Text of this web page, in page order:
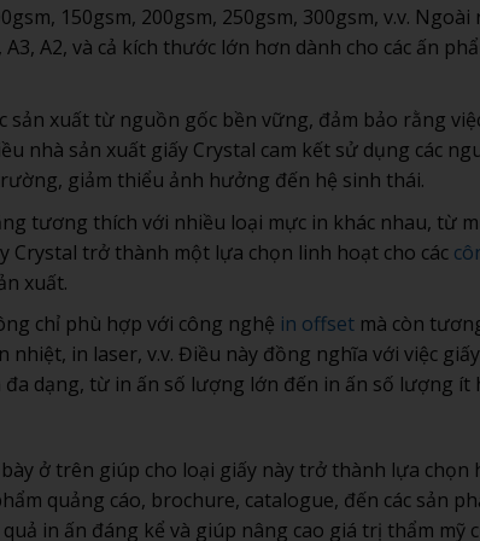
150gsm, 200gsm, 250gsm, 300gsm, v.v. Ngoài
A2, và cả kích thước lớn hơn dành cho các ấn
sản xuất từ nguồn gốc bền vững, đảm bảo rằng
nhà sản xuất giấy Crystal cam kết sử dụng các
giảm thiểu ảnh hưởng đến hệ sinh thái.
tương thích với nhiều loại mực in khác nhau, từ
Crystal trở thành một lựa chọn linh hoạt cho các
xuất.
chỉ phù hợp với công nghệ in offsetmà còn
in laser, v.v. Điều này đồng nghĩa với việc giấy
dạng, từ in ấn số lượng lớn đến in ấn số lượng ít
ở trên giúp cho loại giấy này trở thành lựa chọn
quảng cáo, brochure, catalogue, đến các sản
in ấn đáng kể và giúp nâng cao giá trị thẩm mỹ